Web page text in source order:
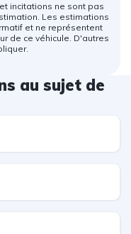
incitations ne sont pas
Les estimations
et ne représentent
de ce véhicule. D'autres
au sujet de